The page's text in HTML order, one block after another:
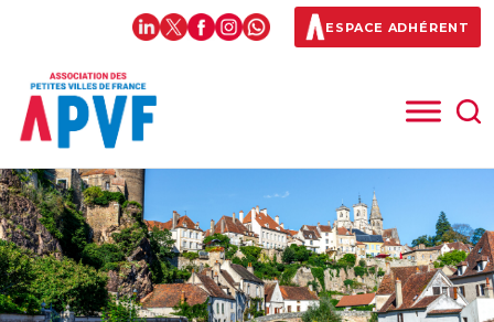
ESPACE ADHÉRENT